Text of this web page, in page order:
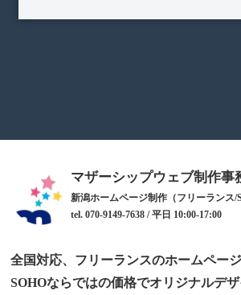
マザーシップウェブ制作事
新潟ホームページ制作（フリーランス/
tel. 070-9149-7638 / 平日 10:00-17:00
全国対応、フリーランスのホームページ
SOHOならではの価格でオリジナルデ